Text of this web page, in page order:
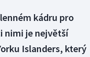
kádru pro
nimi je největší
Islanders, který